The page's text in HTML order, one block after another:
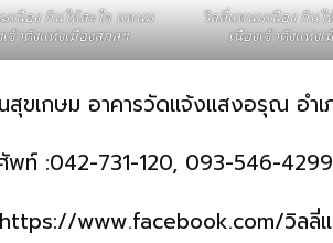
เนือง กินให้สะใจ แหนม
เจ้าดังแห่งเมืองสกลฯ
วิลลี่แหนมเนือง กินใ
เนืองเจ้าดังแห่งเ
สุขเกษม อาคารวัดแจ้งแสงอรุณ อำ
ศัพท์ :042-731-120, 093-546-4299
https://www.facebook.com/วิลลี่แ